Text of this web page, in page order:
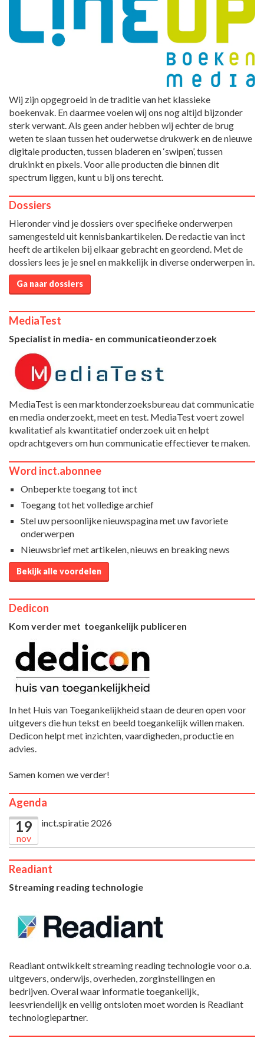
Wij zijn opgegroeid in de traditie van het klassieke
boekenvak. En daarmee voelen wij ons nog altijd bijzonder
sterk verwant. Als geen ander hebben wij echter de brug
weten te slaan tussen het ouderwetse drukwerk en de nieuwe
digitale producten, tussen bladeren en ‘swipen’, tussen
drukinkt en pixels. Voor alle producten die binnen dit
spectrum liggen, kunt u bij ons terecht.
Dossiers
Hieronder vind je dossiers over specifieke onderwerpen
samengesteld uit kennisbankartikelen. De redactie van inct
heeft de artikelen bij elkaar gebracht en geordend. Met de
dossiers lees je je snel en makkelijk in diverse onderwerpen in.
Ga naar dossiers
MediaTest
Specialist in media- en communicatieonderzoek
MediaTest is een marktonderzoeksbureau dat communicatie
en media onderzoekt, meet en test. MediaTest voert zowel
kwalitatief als kwantitatief onderzoek uit en helpt
opdrachtgevers om hun communicatie effectiever te maken.
Word inct.abonnee
Onbeperkte toegang tot inct
Toegang tot het volledige archief
Stel uw persoonlijke nieuwspagina met uw favoriete
onderwerpen
Nieuwsbrief met artikelen, nieuws en breaking news
Bekijk alle voordelen
Dedicon
Kom verder met toegankelijk publiceren
In het Huis van Toegankelijkheid staan de deuren open voor
uitgevers die hun tekst en beeld toegankelijk willen maken.
Dedicon helpt met inzichten, vaardigheden, productie en
advies.
Samen komen we verder!
Agenda
19
nov
inct.spiratie 2026
Readiant
Streaming reading technologie
Readiant ontwikkelt streaming reading technologie voor o.a.
uitgevers, onderwijs, overheden, zorginstellingen en
bedrijven. Overal waar informatie toegankelijk,
leesvriendelijk en veilig ontsloten moet worden is Readiant
technologiepartner.